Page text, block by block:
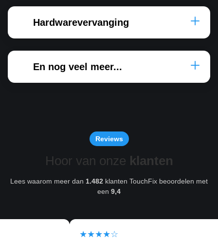
Hardwarevervanging
En nog veel meer...
Reviews
Hoor van onze klanten
Lees waarom meer dan 1.482 klanten TouchFix beoordelen met
een 9,4
★★★★☆